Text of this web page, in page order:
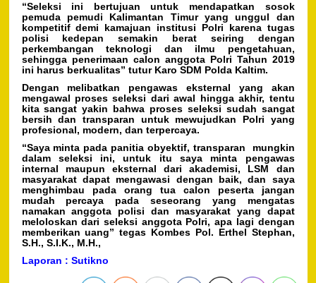
“Seleksi ini bertujuan untuk mendapatkan sosok
pemuda pemudi Kalimantan Timur yang unggul dan
kompetitif demi kamajuan institusi Polri karena tugas
polisi kedepan semakin berat seiring dengan
perkembangan teknologi dan ilmu pengetahuan,
sehingga penerimaan calon anggota Polri Tahun 2019
ini harus berkualitas” tutur Karo SDM Polda Kaltim.
Dengan melibatkan pengawas eksternal yang akan
mengawal proses seleksi dari awal hingga akhir, tentu
kita sangat yakin bahwa proses seleksi sudah sangat
bersih dan transparan untuk mewujudkan Polri yang
profesional, modern, dan terpercaya.
“Saya minta pada panitia obyektif, transparan mungkin
dalam seleksi ini, untuk itu saya minta pengawas
internal maupun eksternal dari akademisi, LSM dan
masyarakat dapat mengawasi dengan baik, dan saya
menghimbau pada orang tua calon peserta jangan
mudah percaya pada seseorang yang mengatas
namakan anggota polisi dan masyarakat yang dapat
meloloskan dari seleksi anggota Polri, apa lagi dengan
memberikan uang” tegas Kombes Pol. Erthel Stephan,
S.H., S.I.K., M.H.,
Laporan : Sutikno